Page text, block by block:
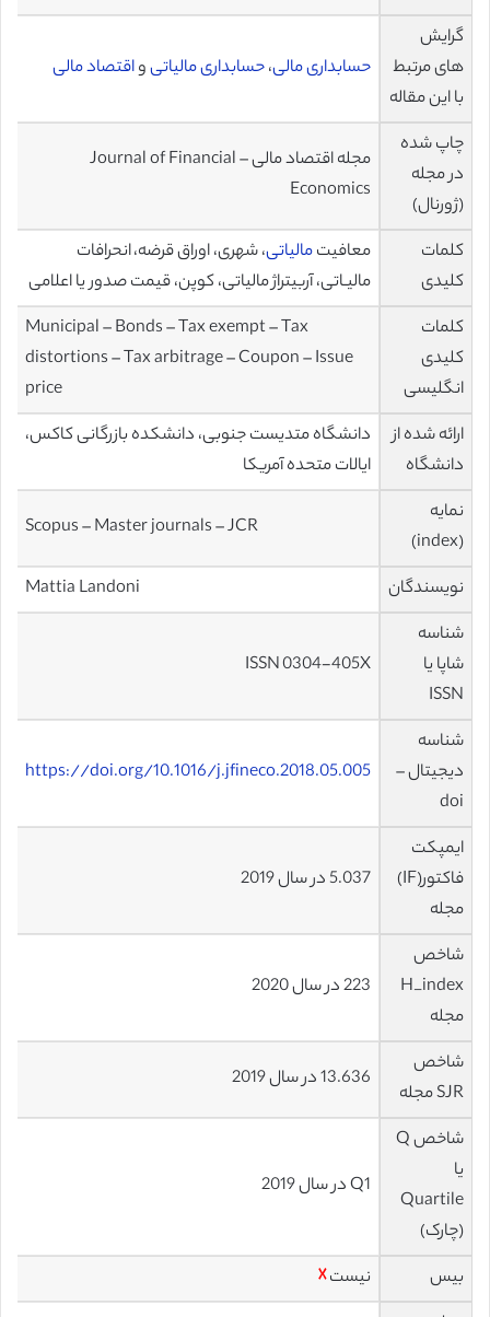
گرایش
های مرتبط
با این مقاله
حسابداری مالی،حسابداری مالیاتیواقتصاد مالی
چاپ شده
در مجله
(ژورنال)
مجله اقتصاد مالی – Journal of Financial
Economics
کلمات
کلیدی
معافیتمالیاتی، شهری، اوراق قرضه، انحرافات
مالیـاتی، آربیتراژ مالیاتی، کوپن، قیمت صدور یا اعلامی
کلمات
کلیدی
انگلیسی
Municipal – Bonds – Tax exempt – Tax
distortions – Tax arbitrage – Coupon – Issue
price
ارائه شده از
دانشگاه
دانشگاه متدیست جنوبی، دانشکده بازرگانی کاکس،
ایالات متحده آمریکا
نمایه
(index)
Scopus – Master journals – JCR
نویسندگان
Mattia Landoni
شناسه
شاپا یا
ISSN
ISSN 0304-405X
شناسه
دیجیتال –
doi
https://doi.org/10.1016/j.jfineco.2018.05.005
ایمپکت
فاکتور(IF)
مجله
5.037 در سال 2019
شاخص
H_index
مجله
223 در سال 2020
شاخص
SJR مجله
13.636 در سال 2019
شاخص Q
یا
Quartile
(چارک)
Q1 در سال 2019
بیس نیست☓